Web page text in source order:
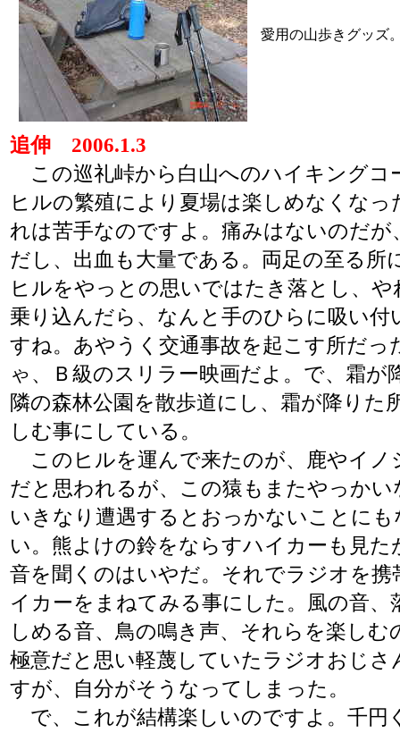
愛用の山歩きグッズ
追伸 2006.1.3
この巡礼峠から白山へのハイキングコ
ヒルの繁殖により夏場は楽しめなくなっ
れは苦手なのですよ。痛みはないのだが
だし、出血も大量である。両足の至る所
ヒルをやっとの思いではたき落とし、
乗り込んだら、なんと手のひらに吸い付
すね。あやうく交通事故を起こす所だっ
ゃ、Ｂ級のスリラー映画だよ。で、霜が
隣の森林公園を散歩道にし、霜が降りた
しむ事にしている。
このヒルを運んで来たのが、鹿やイノ
だと思われるが、この猿もまたやっか
いきなり遭遇するとおっかないことに
い。熊よけの鈴をならすハイカーも見た
音を聞くのはいやだ。それでラジオを携
イカーをまねてみる事にした。風の音、
しめる音、鳥の鳴き声、それらを楽しむ
極意だと思い軽蔑していたラジオおじさ
すが、自分がそうなってしまった。
で、これが結構楽しいのですよ。千円